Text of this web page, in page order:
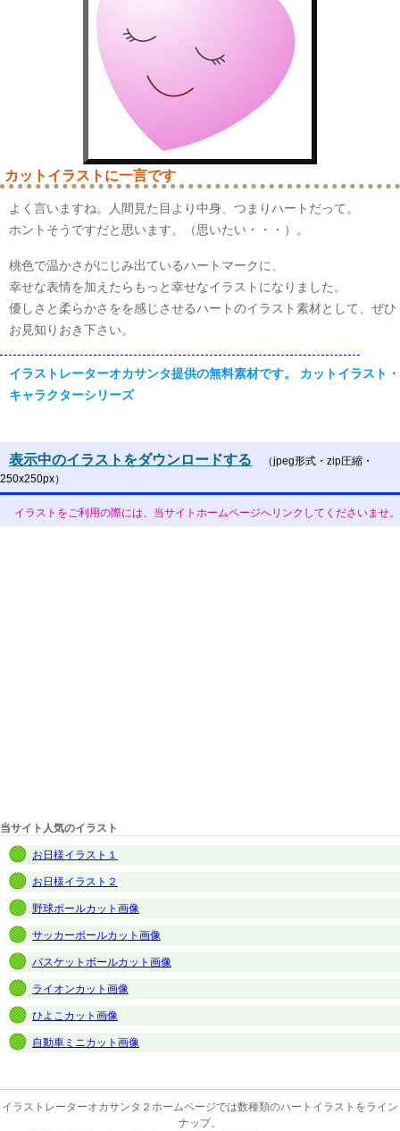
カットイラストに一言です
よく言いますね。人間見た目より中身、つまりハートだって。
ホントそうですだと思います。（思いたい・・・）。
桃色で温かさがにじみ出ているハートマークに、
幸せな表情を加えたらもっと幸せなイラストになりました。
優しさと柔らかさをを感じさせるハートのイラスト素材として、ぜひ
お見知りおき下さい。
イラストレーターオカサンタ提供の無料素材です。 カットイラスト・
キャラクターシリーズ
表示中のイラストをダウンロードする （jpeg形式・zip圧縮・
250x250px）
イラストをご利用の際には、当サイトホームページへリンクしてくださいませ。
当サイト人気のイラスト
お日様イラスト１
お日様イラスト２
野球ボールカット画像
サッカーボールカット画像
バスケットボールカット画像
ライオンカット画像
ひよこカット画像
自動車ミニカット画像
イラストレーターオカサンタ２ホームページでは数種類のハートイラストをライン
ナップ。